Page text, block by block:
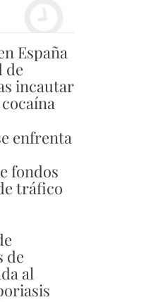
España
de
incautar
enfrenta
fondos
tráfico
de
al